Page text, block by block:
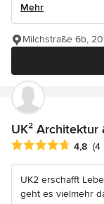
Mehr
Milchstraße 6b,
UK² Architektur
Durchschnittliche
4,8 (4
UK2 erschafft
geht es vielmehr